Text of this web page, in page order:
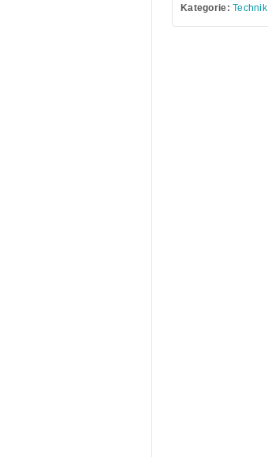
Kategorie: Technik